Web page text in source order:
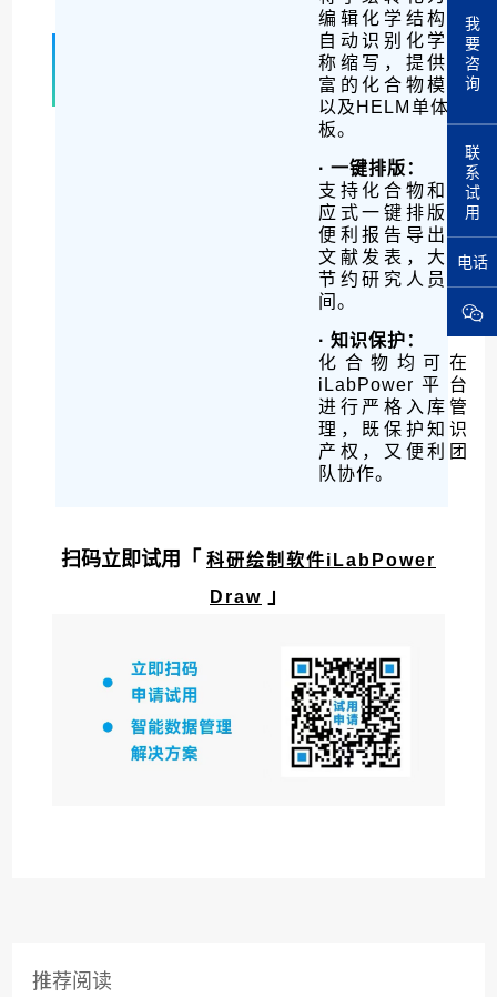
我
要
咨
询
联
系
试
用
电话
编辑化学结构，
自动识别化学名
称缩写，提供丰
富的化合物模板
以及HELM单体模
板。
· 一键排版：
支持化合物和反
应式一键排版，
便利报告导出和
文献发表，大幅
节约研究人员时
间。
· 知识保护：
化合物均可在
iLabPower平台
进行严格入库管
理，既保护知识
产权，又便利团
队协作。
扫码立即试用「 科研绘制软件iLabPower
Draw
」
推荐阅读